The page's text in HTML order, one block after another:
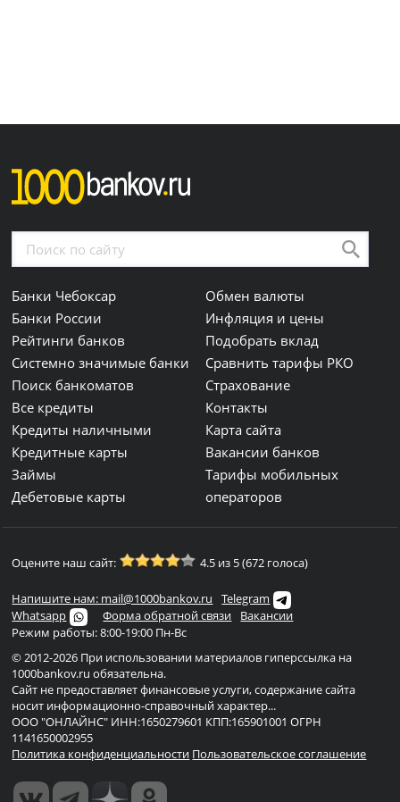
Банки Чебоксар
Банки России
Рейтинги банков
Системно значимые банки
Поиск банкоматов
Все кредиты
Кредиты наличными
Кредитные карты
Займы
Дебетовые карты
Обмен валюты
Инфляция и цены
Подобрать вклад
Сравнить тарифы РКО
Страхование
Контакты
Карта сайта
Вакансии банков
Тарифы мобильных
операторов
Оцените наш сайт: 4.5 из 5 (672 голоса)
Напишите нам: mail@1000bankov.ru
Telegram
Whatsapp
Форма обратной связи
Вакансии
Режим работы: 8:00-19:00 Пн-Вс
© 2012-2026 При использовании материалов гиперссылка на
1000bankov.ru обязательна.
Сайт не предоставляет финансовые услуги, содержание сайта
носит информационно-справочный характер...
ООО "ОНЛАЙНС" ИНН:1650279601 КПП:165901001 ОГРН
1141650002955
Политика конфиденциальности Пользовательское соглашение